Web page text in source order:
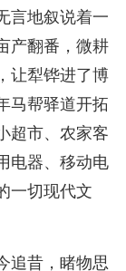
言地叙说着一
产翻番，微耕
让犁铧进了博
马帮驿道开拓
超市、农家客
电器、移动电
一切现代文
追昔，睹物思